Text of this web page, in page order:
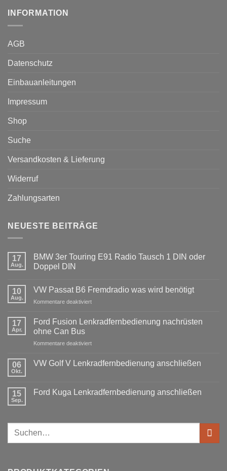
INFORMATION
AGB
Datenschutz
Einbauanleitungen
Impressum
Shop
Suche
Versandkosten & Lieferung
Widerruf
Zahlungsarten
NEUESTE BEITRÄGE
17
Aug.
BMW 3er Touring E91 Radio Tausch 1 DIN oder
Doppel DIN
zu
3er
Radio
Tausch
1
DIN
DIN
10
Aug.
VW Passat B6 Fremdradio was wird benötigt
Kommentare deaktiviertfür
Passat
was
benötigt
17
Apr.
Ford Fusion Lenkradfernbedienung nachrüsten
ohne Can Bus
Kommentare deaktiviertfür
Fusion
Can
06
Okt.
VW Golf V Lenkradfernbedienung anschließen
VW
15
Sep.
Ford Kuga Lenkradfernbedienung anschließen
Ford
Lenkradfernbedienung
anschließen
Suchen